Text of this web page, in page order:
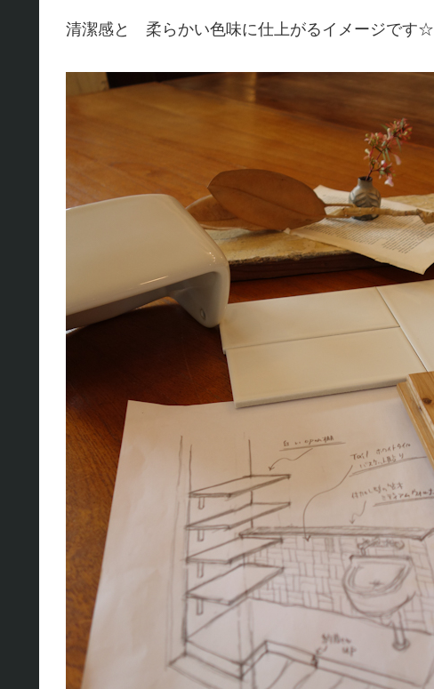
清潔感と 柔らかい色味に仕上がるイメージです☆